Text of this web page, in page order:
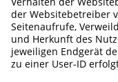
der Websitebetreiber
Seitenaufrufe,
und Herkunft des
jeweiligen Endgerät
zu einer User-ID